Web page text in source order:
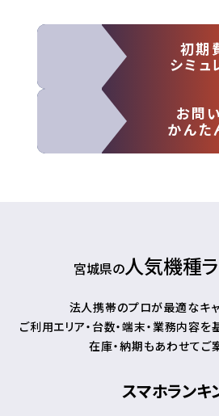
初期
シミュ
お問
かんた
宮城県の人気機種
法人携帯のプロが最適なキャ
ご利用エリア・台数・端末・業務内容を
在庫・納期もあわせてご
スマホランキ